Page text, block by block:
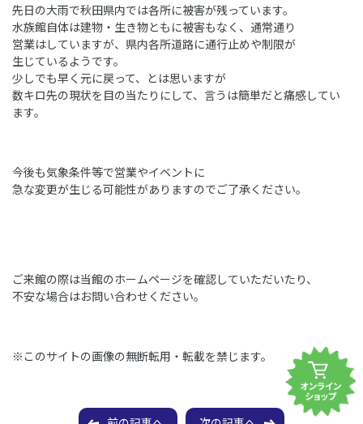
先日の大雨で秋田県内では各所に被害が残っています。
水族館自体は建物・生き物ともに被害もなく、通常通り
営業はしていますが、県内各所道路に通行止めや制限が
生じているようです。
少しでも早く元に戻って、とは思いますが
数キロ先の現状を目の当たりにして、言うは簡単だと痛感してい
ます。
今後も気象条件等で営業やイベントに
急な変更が生じる可能性がありますのでご了承ください。
ご来館の際は当館のホームページを確認していただいたり、
不安な場合はお問い合わせください。
※このサイトの画像の無断転用・転載を禁じます。